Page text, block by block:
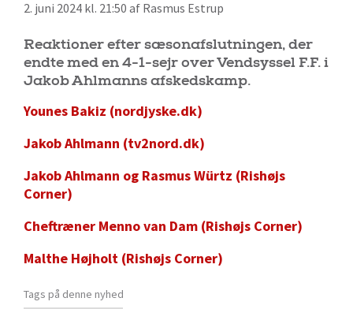
2. juni 2024 kl. 21:50 af Rasmus Estrup
Reaktioner efter sæsonafslutningen, der
endte med en 4-1-sejr over Vendsyssel F.F. i
Jakob Ahlmanns afskedskamp.
Younes Bakiz (nordjyske.dk)
Jakob Ahlmann (tv2nord.dk)
Jakob Ahlmann og Rasmus Würtz (Rishøjs
Corner)
Cheftræner Menno van Dam (Rishøjs Corner)
Malthe Højholt (Rishøjs Corner)
Tags på denne nyhed